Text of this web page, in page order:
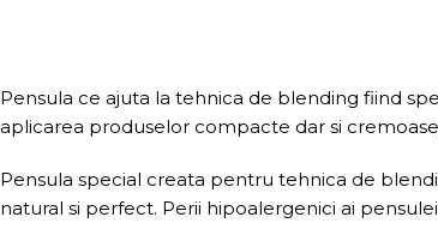
Pensula ce ajuta la tehnica de blending fiind
aplicarea produselor compacte dar si
Pensula special creata pentru tehnica de
natural si perfect. Perii hipoalergenici ai